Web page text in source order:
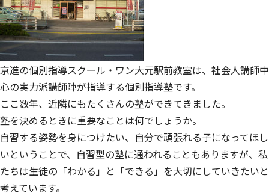
京進の個別指導スクール・ワン大元駅前教室は、社会人講師中
心の実力派講師陣が指導する個別指導塾です。
ここ数年、近隣にもたくさんの塾ができてきました。
塾を決めるときに重要なことは何でしょうか。
自習する姿勢を身につけたい、自分で頑張れる子になってほし
いということで、自習型の塾に通われることもありますが、私
たちは生徒の「わかる」と「できる」を大切にしていきたいと
考えています。